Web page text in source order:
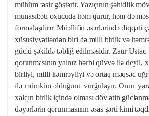
mühüm təsir göstərir. Yazıçının şəhidlik
münasibəti oxucuda həm qürur, həm də
formalaşdırır. Müəllifin əsərlərində diqqəti
xüsusiyyətlərdən biri də milli birlik və
güclü şəkildə təbliğ edilməsidir. Zaur Ustac
qorunmasının yalnız hərbi qüvvə ilə deyil,
birliyi, milli həmrəyliyi və ortaq məqsəd
ilə mümkün olduğunu vurğulayır. Onun
xalqın birlik içində olması dövlətin
dəyərlərin qorunmasının əsas şərti kimi